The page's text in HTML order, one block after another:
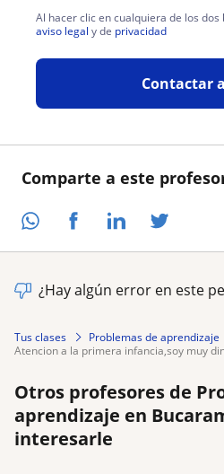
Comparte a este
Al hacer clic en cualquiera de los
aviso legal y de privacidad
Contactar
¿Hay algún error en este
Tus clases Problemas de aprendizaje
atencion a la primera infancia,soy muy
Otros profesores de
aprendizaje en
interesarle